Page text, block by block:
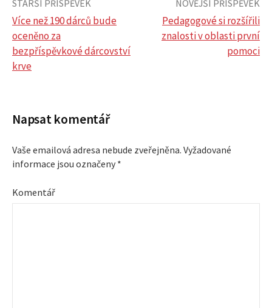
N
a
i
g
a
STARŠÍ PŘÍSPĚVEK
Více než 190 dárců bude
oceněno za
bezpříspěvkové dárcovství
krve
NOVĚJŠÍ PŘÍSPĚVEK
Pedagogové si rozšířili
znalosti v oblasti první
pomoci
Napsat komentář
Vaše emailová adresa nebude zveřejněna. Vyžadované
informace jsou označeny *
Komentář